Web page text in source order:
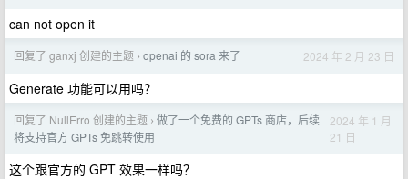
can not open it
回复了 ganxj 创建的主题 › openai 的 sora 来了 2024 年 2 月 23 日
Generate 功能可以用吗？
回复了 NullErro 创建的主题 › 做了一个免费的 GPTs 商店，后续
将支持官方 GPTs 免跳转使用
2024 年 1 月
21 日
这个跟官方的 GPT 效果一样吗？